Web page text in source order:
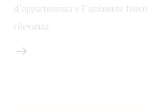
d’appartenenza e l’ambiente fisico
rilevanza.